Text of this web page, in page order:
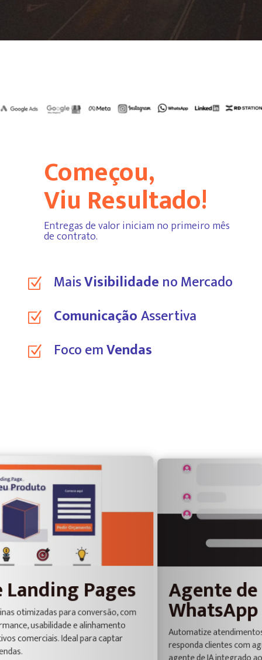
Começou,
Viu Resultado!
Entregas de valor iniciam no primeiro mês
de contrato.
Z MaisVisibilidade no Mercado
Z ComunicaçãoAssertiva
Z Foco emVendas
Agente de IA para
WhatsApp
Automatize atendimentos, qualifique leads e
responda clientes com agilidade através de um